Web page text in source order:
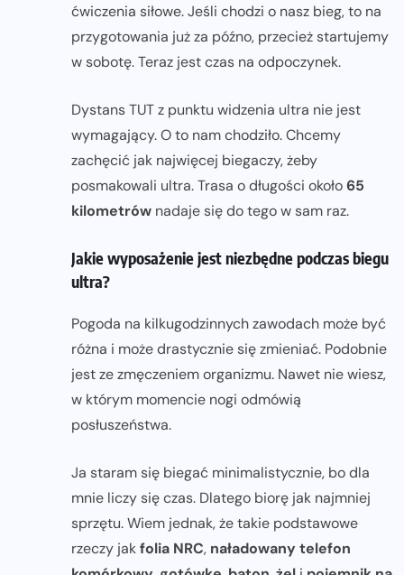
ćwiczenia siłowe. Jeśli chodzi o nasz bieg, to na
przygotowania już za późno, przecież startujemy
w sobotę. Teraz jest czas na odpoczynek.
Dystans TUT z punktu widzenia ultra nie jest
wymagający. O to nam chodziło. Chcemy
zachęcić jak najwięcej biegaczy, żeby
posmakowali ultra. Trasa o długości około65
kilometrów nadaje się do tego w sam raz.
Jakie wyposażenie jest niezbędne podczas biegu
ultra?
Pogoda na kilkugodzinnych zawodach może być
różna i może drastycznie się zmieniać. Podobnie
jest ze zmęczeniem organizmu. Nawet nie wiesz,
w którym momencie nogi odmówią
posłuszeństwa.
Ja staram się biegać minimalistycznie, bo dla
mnie liczy się czas. Dlatego biorę jak najmniej
sprzętu. Wiem jednak, że takie podstawowe
rzeczy jakfolia NRC, naładowany telefon